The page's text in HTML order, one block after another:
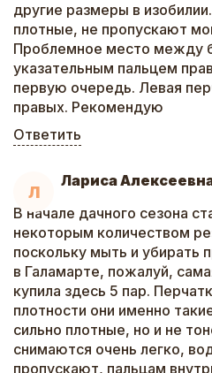
другие размеры в
плотные, не пропускают
Проблемное место между
указательным пальцем
первую очередь. Левая
правых. Рекомендую
Ответить
Л
Лариса
В начале дачного сезона
некоторым количеством
поскольку мыть и убирать
в Галамарте, пожалуй,
купила здесь 5 пар.
плотности они именно
сильно плотные, но и не
снимаются очень легко,
пропускают, пальцам